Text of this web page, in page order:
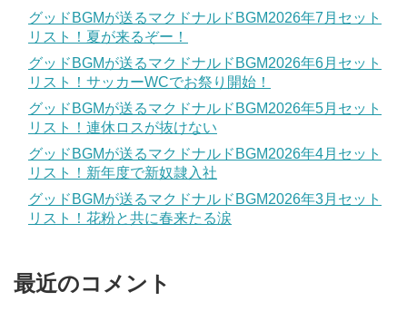
グッドBGMが送るマクドナルドBGM2026年7月セット
リスト！夏が来るぞー！
グッドBGMが送るマクドナルドBGM2026年6月セット
リスト！サッカーWCでお祭り開始！
グッドBGMが送るマクドナルドBGM2026年5月セット
リスト！連休ロスが抜けない
グッドBGMが送るマクドナルドBGM2026年4月セット
リスト！新年度で新奴隷入社
グッドBGMが送るマクドナルドBGM2026年3月セット
リスト！花粉と共に春来たる涙
最近のコメント